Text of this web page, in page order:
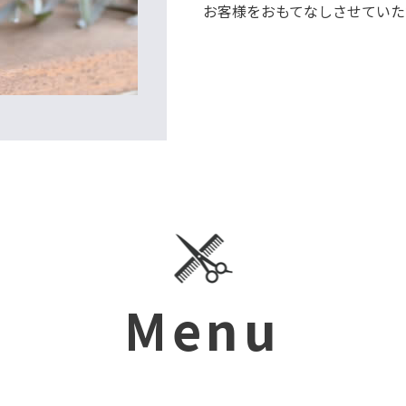
お客様をおもてなしさせていた
Menu